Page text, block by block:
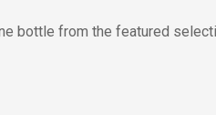
bottle from the featured